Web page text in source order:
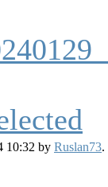
10:32 by Ruslan73.